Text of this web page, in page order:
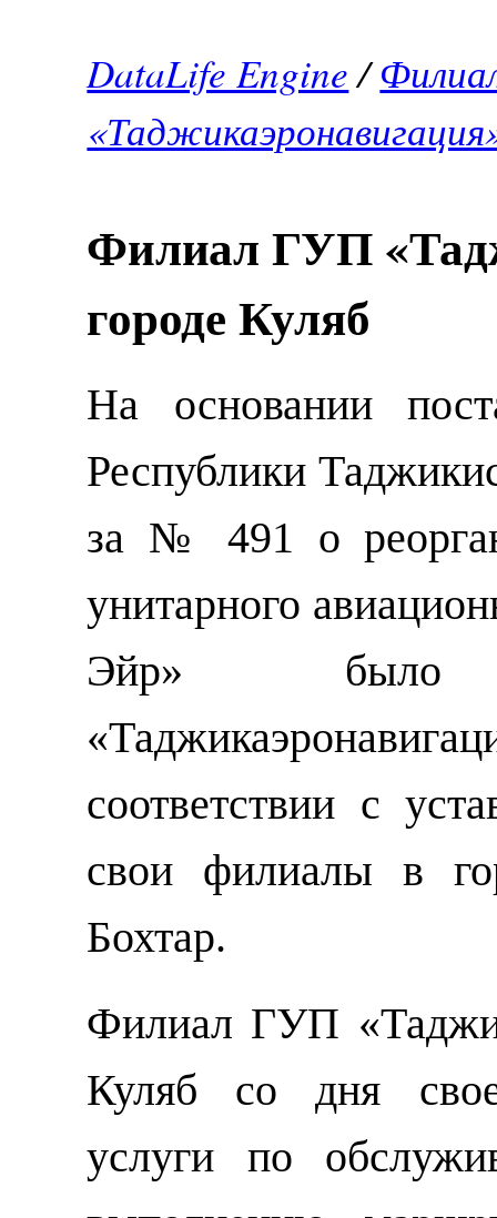
DataLife Engine/
Филиал ГУП
городе Куляб
На основании
Республики
за № 491 о
унитарного
Эйр»
соответствии с
свои филиалы в
Бохтар.
Филиал ГУП
Куляб со дня
услуги по